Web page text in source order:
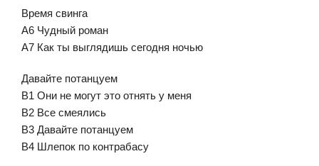
Время свинга
A6 Чудный роман
A7 Как ты выглядишь сегодня ночью
Давайте потанцуем
B1 Они не могут это отнять у меня
B2 Все смеялись
B3 Давайте потанцуем
B4 Шлепок по контрабасу